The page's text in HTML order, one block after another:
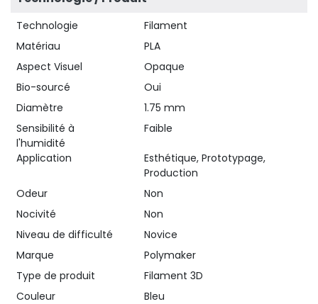
29,90
Technologie
Filament
Matériau
PLA
Aspect Visuel
Opaque
Bio-sourcé
Oui
Diamètre
1.75 mm
Sensibilité à
l'humidité
Faible
Application
Esthétique, Prototypage,
Production
Odeur
Non
Nocivité
Non
Niveau de difficulté
Novice
Marque
Polymaker
Type de produit
Filament 3D
Couleur
Bleu